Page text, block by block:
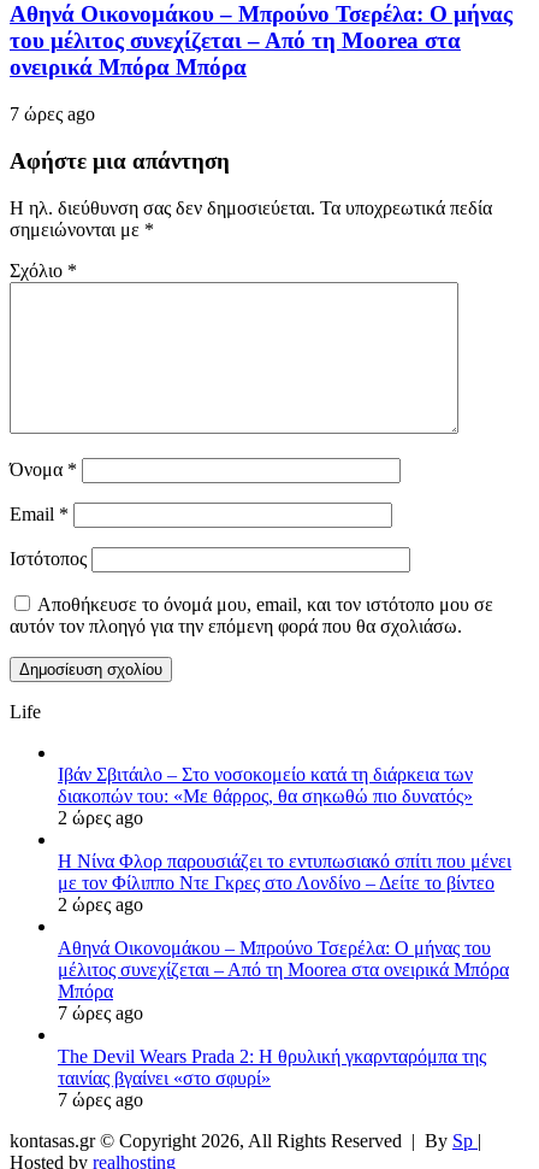
Αθηνά Οικονομάκου – Μπρούνο Τσερέλα: Ο μήνας
του μέλιτος συνεχίζεται – Από τη Moorea στα
ονειρικά Μπόρα Μπόρα
7 ώρες ago
Αφήστε μια απάντηση
Η ηλ. διεύθυνση σας δεν δημοσιεύεται. Τα υποχρεωτικά πεδία
σημειώνονται με *
Σχόλιο *
Όνομα *
Email *
Ιστότοπος
Αποθήκευσε το όνομά μου, email, και τον ιστότοπο μου σε
αυτόν τον πλοηγό για την επόμενη φορά που θα σχολιάσω.
Life
Ιβάν Σβιτάιλο – Στο νοσοκομείο κατά τη διάρκεια των
διακοπών του: «Με θάρρος, θα σηκωθώ πιο δυνατός»
2 ώρες ago
Η Νίνα Φλορ παρουσιάζει το εντυπωσιακό σπίτι που μένει
με τον Φίλιππο Ντε Γκρες στο Λονδίνο – Δείτε το βίντεο
2 ώρες ago
Αθηνά Οικονομάκου – Μπρούνο Τσερέλα: Ο μήνας του
μέλιτος συνεχίζεται – Από τη Moorea στα ονειρικά Μπόρα
Μπόρα
7 ώρες ago
The Devil Wears Prada 2: Η θρυλική γκαρνταρόμπα της
ταινίας βγαίνει «στο σφυρί»
7 ώρες ago
kontasas.gr © Copyright 2026, All Rights Reserved | By Sp |
Hosted by realhosting